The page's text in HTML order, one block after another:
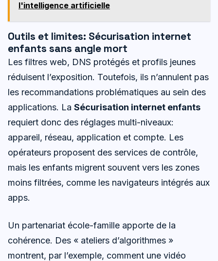
l'intelligence artificielle
Outils et limites: Sécurisation internet
enfants sans angle mort
Les filtres web, DNS protégés et profils jeunes
réduisent l’exposition. Toutefois, ils n’annulent pas
les recommandations problématiques au sein des
applications. La Sécurisation internet enfants
requiert donc des réglages multi-niveaux:
appareil, réseau, application et compte. Les
opérateurs proposent des services de contrôle,
mais les enfants migrent souvent vers les zones
moins filtrées, comme les navigateurs intégrés aux
apps.
Un partenariat école-famille apporte de la
cohérence. Des « ateliers d’algorithmes »
montrent, par l’exemple, comment une vidéo